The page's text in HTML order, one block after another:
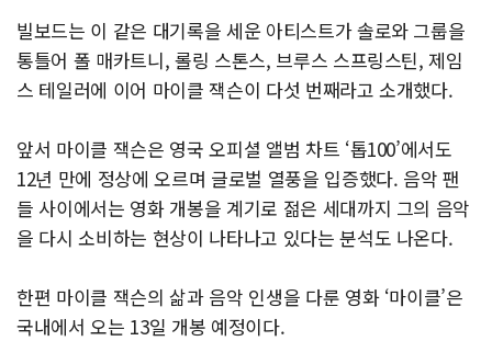
빌보드는 이 같은 대기록을 세운 아티스트가 솔로와 그룹을
통틀어 폴 매카트니, 롤링 스톤스, 브루스 스프링스틴, 제임
스 테일러에 이어 마이클 잭슨이 다섯 번째라고 소개했다.
앞서 마이클 잭슨은 영국 오피셜 앨범 차트 ‘톱100’에서도
12년 만에 정상에 오르며 글로벌 열풍을 입증했다. 음악 팬
들 사이에서는 영화 개봉을 계기로 젊은 세대까지 그의 음악
을 다시 소비하는 현상이 나타나고 있다는 분석도 나온다.
한편 마이클 잭슨의 삶과 음악 인생을 다룬 영화 ‘마이클’은
국내에서 오는 13일 개봉 예정이다.